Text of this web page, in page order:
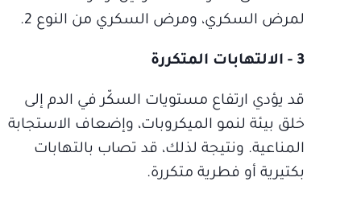
لمرض السكري، ومرض السكري من النوع 2.
3 - الالتهابات المتكررة
قد يؤدي ارتفاع مستويات السكّر في الدم إلى
خلق بيئة لنمو الميكروبات، وإضعاف الاستجابة
المناعية. ونتيجة لذلك، قد تصاب بالتهابات
بكتيرية أو فطرية متكررة.